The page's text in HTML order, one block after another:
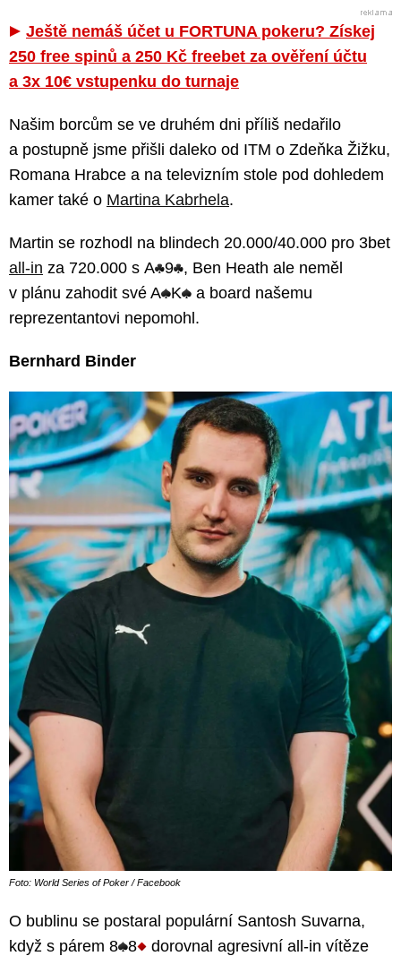
Ještě nemáš účet u FORTUNA pokeru? Získej
250 free spinů a 250 Kč freebet za ověření účtu
a 3x 10€ vstupenku do turnaje
Našim borcům se ve druhém dni příliš nedařilo
a postupně jsme přišli daleko od ITM o Zdeňka Žižku,
Romana Hrabce a na televizním stole pod dohledem
kamer také o Martina Kabrhela.
Martin se rozhodl na blindech 20.000/40.000 pro 3bet
all-in za 720.000 s A 9 , Ben Heath ale neměl
v plánu zahodit své A K
a board našemu
reprezentantovi nepomohl.
Bernhard Binder
Foto: World Series of Poker / Facebook
O bublinu se postaral populární Santosh Suvarna,
když s párem 8 8
dorovnal agresivní all-in vítěze